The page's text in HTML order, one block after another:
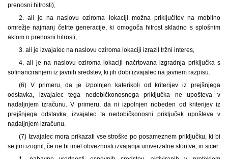
prenosni hitrosti),
2. ali je na naslovu oziroma lokaciji možna priključitev na mobilno
omrežje najmanj četrte generacije, ki omogoča hitrost skladno s splošnim
aktom o prenosni hitrosti,
3. ali je izvajalec na naslovu oziroma lokaciji izrazil tržni interes,
4. ali je na naslovu oziroma lokaciji načrtovana izgradnja priključka s
sofinanciranjem iz javnih sredstev, ki jih dobi izvajalec na javnem razpisu.
(6) V primeru, da je izpolnjen katerikoli od kriterijev iz prejšnjega
odstavka, izvajalec tega nedobičkonosnega priključka ne upošteva v
nadaljnjem izračunu. V primeru, da ni izpolnjen nobeden od kriterijev iz
prejšnjega odstavka, izvajalec ta nedobičkonosni priključek upošteva v
nadaljnjem izračunu.
(7) Izvajalec mora prikazati vse stroške po posameznem priključku, ki bi
se jim izognil, če ne bi imel obveznosti izvajanja univerzalne storitve, in sicer: